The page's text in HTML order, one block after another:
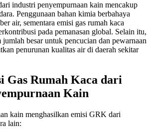
industri penyempurnaan kain mencakup
Penggunaan bahan kimia berbahaya
air, sementara emisi gas rumah kaca
pada pemanasan global. Selain itu,
jumlah besar untuk pencucian dan pewarnaan
penurunan kualitas air di daerah sekitar
Gas Rumah Kaca dari
Kain
kain menghasilkan emisi GRK dari
lain: